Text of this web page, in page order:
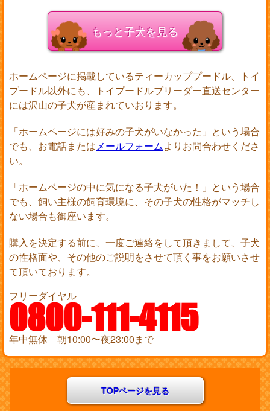
もっと子犬を見る
ホームページに掲載しているティーカッププードル、トイ
プードル以外にも、トイプードルブリーダー直送センター
には沢山の子犬が産まれていおります。
「ホームページには好みの子犬がいなかった」という場合
でも、お電話またはメールフォームよりお問合わせくださ
い。
「ホームページの中に気になる子犬がいた！」という場合
でも、飼い主様の飼育環境に、その子犬の性格がマッチし
ない場合も御座います。
購入を決定する前に、一度ご連絡をして頂きまして、子犬
の性格面や、その他のご説明をさせて頂く事をお願いさせ
て頂いております。
フリーダイヤル
0800-111-4115
年中無休 朝10:00〜夜23:00まで
TOPページを見る